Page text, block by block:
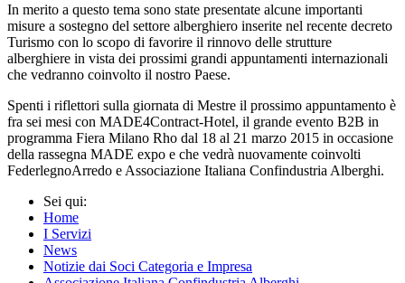
In merito a questo tema sono state presentate alcune importanti
misure a sostegno del settore alberghiero inserite nel recente decreto
Turismo con lo scopo di favorire il rinnovo delle strutture
alberghiere in vista dei prossimi grandi appuntamenti internazionali
che vedranno coinvolto il nostro Paese.
Spenti i riflettori sulla giornata di Mestre il prossimo appuntamento è
fra sei mesi con MADE4Contract-Hotel, il grande evento B2B in
programma Fiera Milano Rho dal 18 al 21 marzo 2015 in occasione
della rassegna MADE expo e che vedrà nuovamente coinvolti
FederlegnoArredo e Associazione Italiana Confindustria Alberghi.
Sei qui:
Home
I Servizi
News
Notizie dai Soci Categoria e Impresa